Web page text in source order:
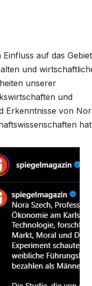
auf das
und
unserer
und
Erkenntnisse von